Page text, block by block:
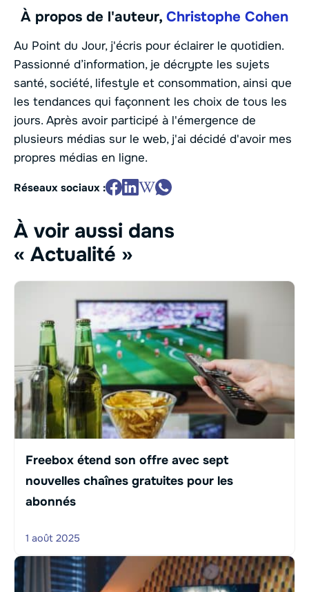
À propos de l'auteur, Christophe Cohen
Au Point du Jour, j'écris pour éclairer le quotidien.
Passionné d’information, je décrypte les sujets
santé, société, lifestyle et consommation, ainsi que
les tendances qui façonnent les choix de tous les
jours. Après avoir participé à l'émergence de
plusieurs médias sur le web, j'ai décidé d'avoir mes
propres médias en ligne.
Réseaux sociaux :
À voir aussi dans
« Actualité »
Freebox étend son offre avec sept
nouvelles chaînes gratuites pour les
abonnés
1 août 2025